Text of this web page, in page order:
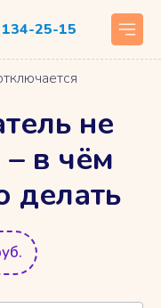
25-15
не
в чём
делать